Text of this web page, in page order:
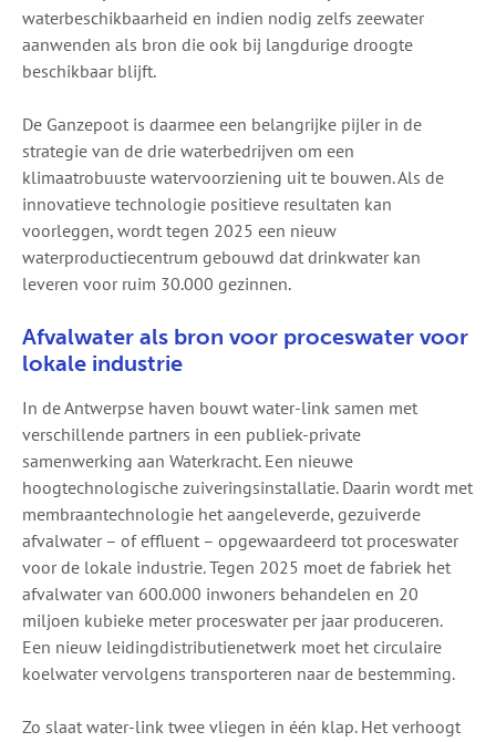
waterbeschikbaarheid en indien nodig zelfs zeewater
aanwenden als bron die ook bij langdurige droogte
beschikbaar blijft.
De Ganzepoot is daarmee een belangrijke pijler in de
strategie van de drie waterbedrijven om een
klimaatrobuuste watervoorziening uit te bouwen. Als de
innovatieve technologie positieve resultaten kan
voorleggen, wordt tegen 2025 een nieuw
waterproductiecentrum gebouwd dat drinkwater kan
leveren voor ruim 30.000 gezinnen.
Afvalwater als bron voor proceswater voor
lokale industrie
In de Antwerpse haven bouwt water-link samen met
verschillende partners in een publiek-private
samenwerking aan Waterkracht. Een nieuwe
hoogtechnologische zuiveringsinstallatie. Daarin wordt met
membraantechnologie het aangeleverde, gezuiverde
afvalwater – of effluent – opgewaardeerd tot proceswater
voor de lokale industrie. Tegen 2025 moet de fabriek het
afvalwater van 600.000 inwoners behandelen en 20
miljoen kubieke meter proceswater per jaar produceren.
Een nieuw leidingdistributienetwerk moet het circulaire
koelwater vervolgens transporteren naar de bestemming.
Zo slaat water-link twee vliegen in één klap. Het verhoogt